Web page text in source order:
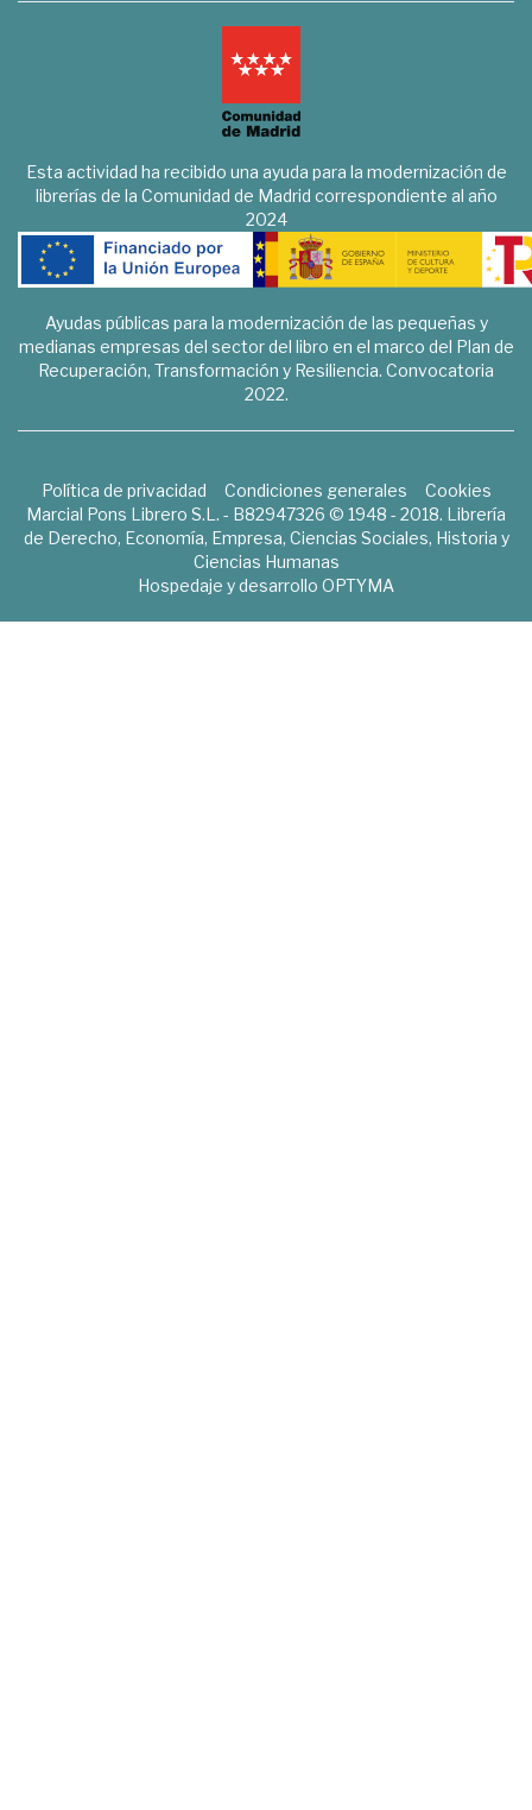
Esta actividad ha recibido una ayuda para la modernización de
librerías de la Comunidad de Madrid correspondiente al año
2024
Ayudas públicas para la modernización de las pequeñas y
medianas empresas del sector del libro en el marco del Plan de
Recuperación, Transformación y Resiliencia. Convocatoria
2022.
Política de privacidad Condiciones generales
Cookies
Marcial Pons Librero S.L. - B82947326 © 1948 - 2018. Librería
de Derecho, Economía, Empresa, Ciencias Sociales, Historia y
Ciencias Humanas
Hospedaje y desarrollo OPTYMA